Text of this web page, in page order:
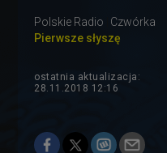
Polskie Radio
Czwórka
Pierwsze słyszę
ostatnia aktualizacja:
28.11.2018 12:16